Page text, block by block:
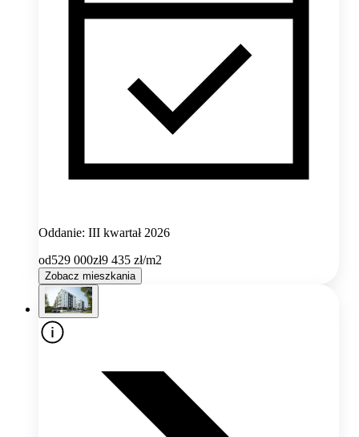
Oddanie: III kwartał 2026
od529 000zł9 435 zł/m2
Zobacz mieszkania